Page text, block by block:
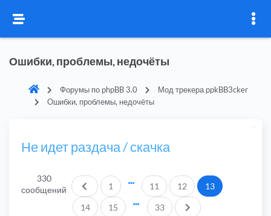
Ошибки, проблемы, недочёты
Форумы по phpBB 3.0
Мод трекера ppkBB3cker
Ошибки, проблемы, недочёты
Не идет раздача / скачка
330
сообщений
Пред.1 11 12 13
14 15 33 След.